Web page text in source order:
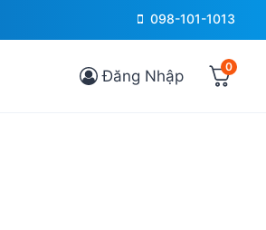
098-101-1013
Đăng Nhập 0